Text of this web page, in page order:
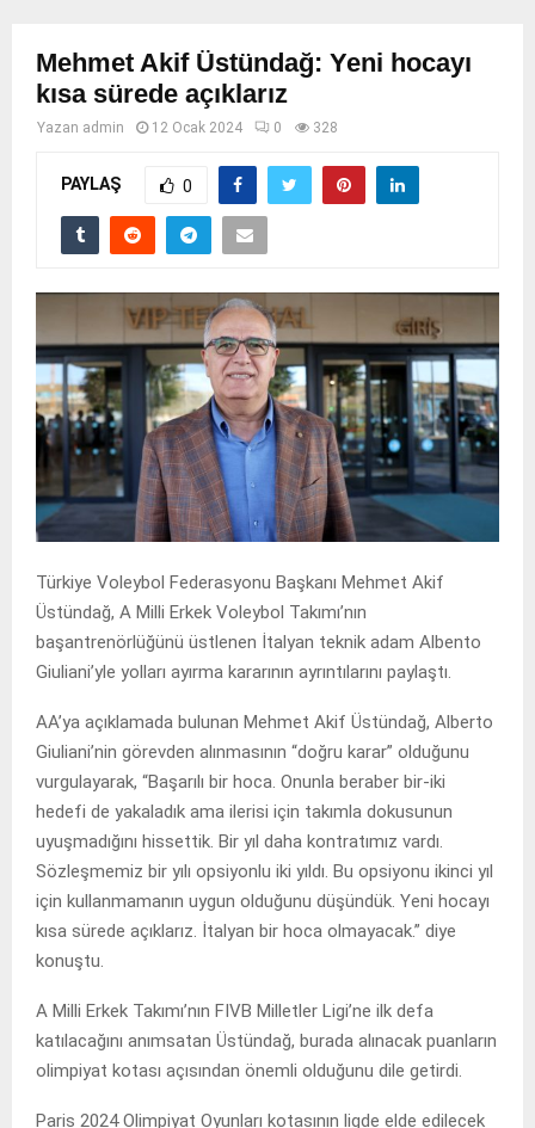
Mehmet Akif Üstündağ: Yeni hocayı
kısa sürede açıklarız
Yazan admin 12 Ocak 2024 0 328
PAYLAŞ 0
Türkiye Voleybol Federasyonu Başkanı Mehmet Akif
Üstündağ, A Milli Erkek Voleybol Takımı’nın
başantrenörlüğünü üstlenen İtalyan teknik adam Albento
Giuliani’yle yolları ayırma kararının ayrıntılarını paylaştı.
AA’ya açıklamada bulunan Mehmet Akif Üstündağ, Alberto
Giuliani’nin görevden alınmasının “doğru karar” olduğunu
vurgulayarak, “Başarılı bir hoca. Onunla beraber bir-iki
hedefi de yakaladık ama ilerisi için takımla dokusunun
uyuşmadığını hissettik. Bir yıl daha kontratımız vardı.
Sözleşmemiz bir yılı opsiyonlu iki yıldı. Bu opsiyonu ikinci yıl
için kullanmamanın uygun olduğunu düşündük. Yeni hocayı
kısa sürede açıklarız. İtalyan bir hoca olmayacak.” diye
konuştu.
A Milli Erkek Takımı’nın FIVB Milletler Ligi’ne ilk defa
katılacağını anımsatan Üstündağ, burada alınacak puanların
olimpiyat kotası açısından önemli olduğunu dile getirdi.
Paris 2024 Olimpiyat Oyunları kotasının ligde elde edilecek